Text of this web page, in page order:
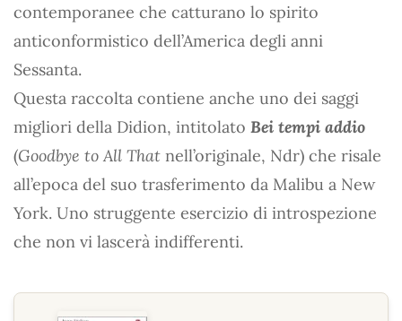
contemporanee che catturano lo spirito
anticonformistico dell’America degli anni
Sessanta.
Questa raccolta contiene anche uno dei saggi
migliori della Didion, intitolato Bei tempi addio
(Goodbye to All That nell’originale, Ndr) che risale
all’epoca del suo trasferimento da Malibu a New
York. Uno struggente esercizio di introspezione
che non vi lascerà indifferenti.